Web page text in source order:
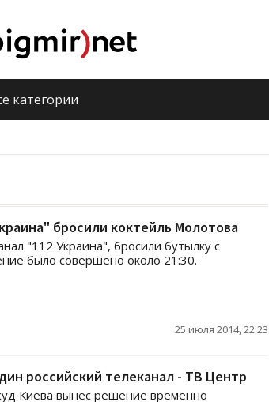
категории
бросили коктейль Молотова
"112 Украина", бросили бутылку с
было совершено около 21:30.
25 июля 2014, 22:23
российский телеканал - ТВ Центр
Киева вынес решение временно